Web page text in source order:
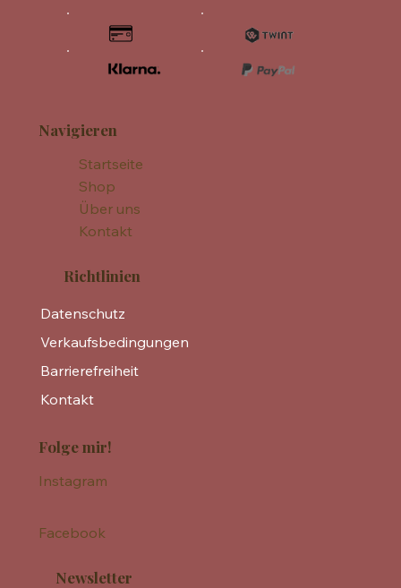
Navigieren
Startseite
Shop
Über uns
Kontakt
Richtlinien
Datenschutz
Verkaufsbedingungen
Barrierefreiheit
Kontakt
Folge mir!
Instagram
Facebook
Newsletter